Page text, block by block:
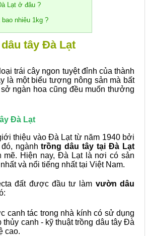
Lạt ở đâu ?
nhiêu 1kg ?
tây Đà Lạt
trái cây ngon tuyệt đỉnh của thành
là một biểu tượng nông sản mà bất
ngàn hoa cũng đều muốn thưởng
Đà Lạt
thiệu vào Đà Lạt từ năm 1940 bởi
ngànhtrồng dâu tây tại Đà Lạt
mẽ. Hiện nay, Đà Lạt là nơi có sản
và nổi tiếng nhất tại Việt Nam.
đất được đầu tư làm vườn dâu
canh tác trong nhà kính có sử dụng
canh - kỹ thuật trồng dâu tây Đà
cao.